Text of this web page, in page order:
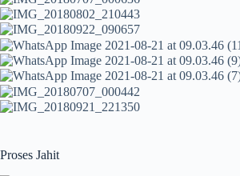
Proses Jahit